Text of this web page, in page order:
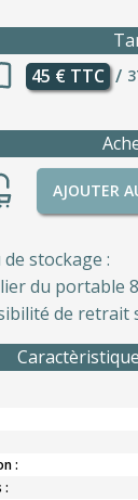
45 € TTC /
AJOUTER
de stockage :
du portable
de retrait
:
: